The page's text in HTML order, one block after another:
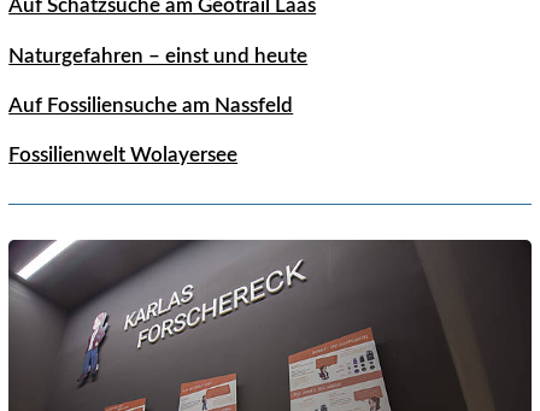
Auf Schatzsuche am Geotrail Laas
Naturgefahren – einst und heute
Auf Fossiliensuche am Nassfeld
Fossilienwelt Wolayersee